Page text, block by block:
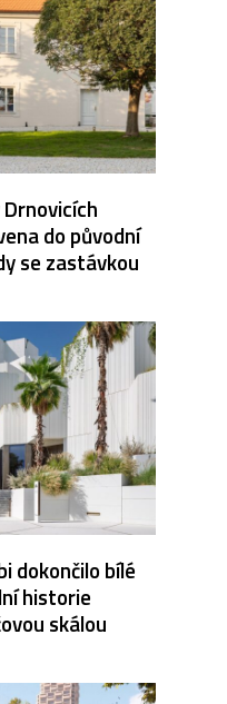
do původní
se zastávkou
dokončilo bílé
historie
skálou